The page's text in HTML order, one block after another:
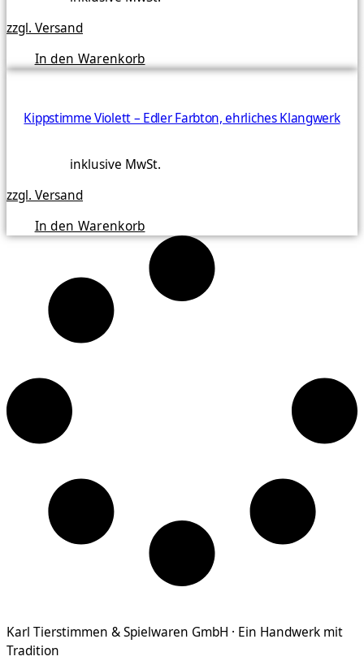
zzgl. Versand
In den Warenkorb
Kippstimme Violett – Edler Farbton, ehrliches Klangwerk
inklusive MwSt.
zzgl. Versand
In den Warenkorb
Karl Tierstimmen & Spielwaren GmbH · Ein Handwerk mit
Tradition